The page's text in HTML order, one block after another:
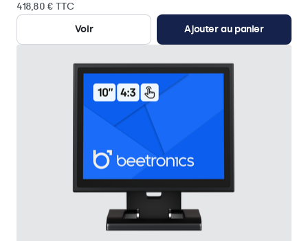
418,80 € TTC
Voir
Ajouter au panier